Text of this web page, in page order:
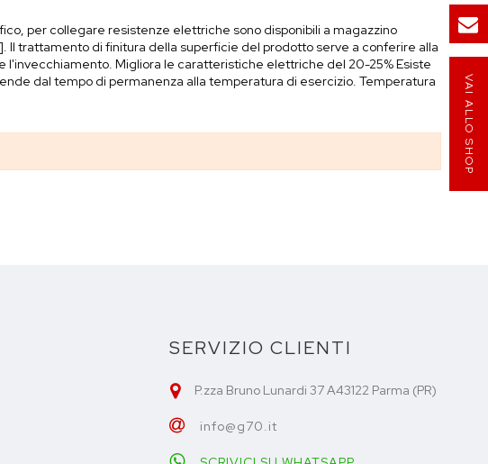
per collegare resistenze elettriche sono disponibili a magazzino
Il trattamento di finitura della superficie del prodotto serve a conferire alla
Migliora le caratteristiche elettriche del 20-25% Esiste
dal tempo di permanenza alla temperatura di esercizio. Temperatura
SERVIZIO CLIENTI
P.zza Bruno Lunardi 37 A43122 Parma (PR)
info@g70.it
VAI ALLO SHOP